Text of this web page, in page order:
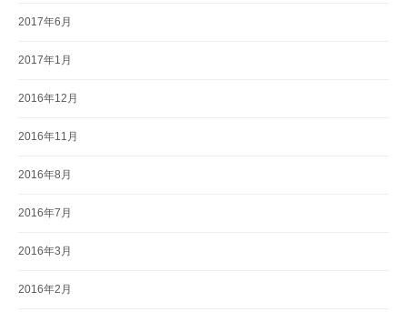
2017年6月
2017年1月
2016年12月
2016年11月
2016年8月
2016年7月
2016年3月
2016年2月